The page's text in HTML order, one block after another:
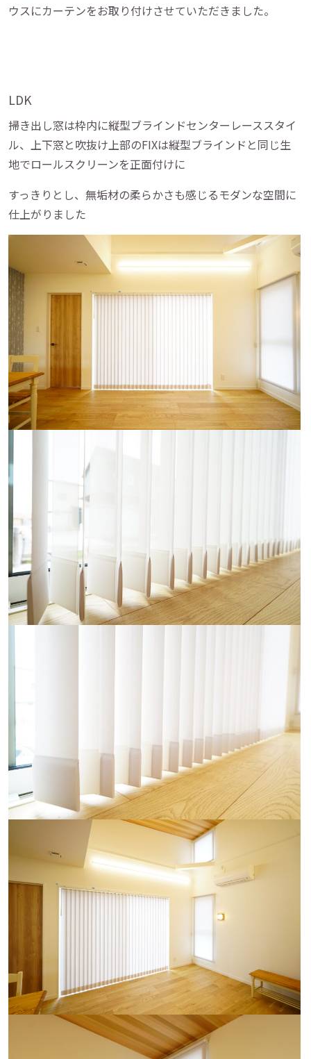
ウスにカーテンをお取り付けさせていただきました。
LDK
掃き出し窓は枠内に縦型ブラインドセンターレーススタイ
ル、上下窓と吹抜け上部のFIXは縦型ブラインドと同じ生
地でロールスクリーンを正面付けに
すっきりとし、無垢材の柔らかさも感じるモダンな空間に
仕上がりました